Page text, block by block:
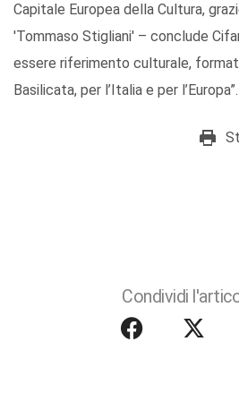
Capitale Europea della Cultura,
'Tommaso Stigliani' – conclude
essere riferimento culturale,
Basilicata, per l’Italia e per l’Europa”.
Condividi